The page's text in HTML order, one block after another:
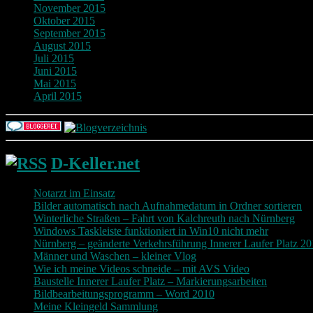
November 2015
Oktober 2015
September 2015
August 2015
Juli 2015
Juni 2015
Mai 2015
April 2015
D-Keller.net
Notarzt im Einsatz
Bilder automatisch nach Aufnahmedatum in Ordner sortieren
Winterliche Straßen – Fahrt von Kalchreuth nach Nürnberg
Windows Taskleiste funktioniert in Win10 nicht mehr
Nürnberg – geänderte Verkehrsführung Innerer Laufer Platz
Männer und Waschen – kleiner Vlog
Wie ich meine Videos schneide – mit AVS Video
Baustelle Innerer Laufer Platz – Markierungsarbeiten
Bildbearbeitungsprogramm – Word 2010
Meine Kleingeld Sammlung